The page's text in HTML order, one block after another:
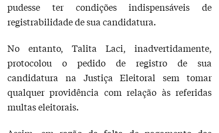
pudesse ter condições indispensáveis de
registrabilidade de sua candidatura.
No entanto, Talita Laci, inadvertidamente,
protocolou o pedido de registro de sua
candidatura na Justiça Eleitoral sem tomar
qualquer providência com relação às referidas
multas eleitorais.